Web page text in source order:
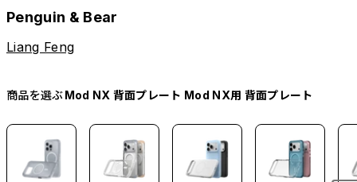
Penguin & Bear
Liang Feng
商品を選ぶMod NX 背面プレート Mod NX用 背面プレート